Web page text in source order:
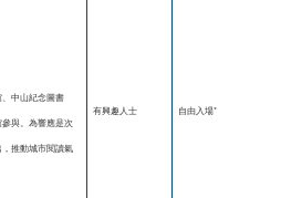
中山紀念圖書
與。為響應是次
推動城市閱讀氣
有興趣人士 自由入場*